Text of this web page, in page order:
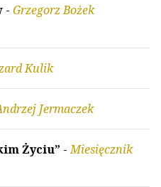
- Grzegorz Bożek
Kulik
Jermaczek
Życiu” -Miesięcznik